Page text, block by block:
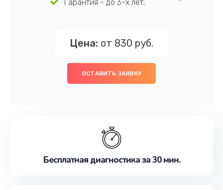
Гарантия - до 3-х лет;
Цена: от 830 руб.
ОСТАВИТЬ ЗАЯВКУ
Бесплатная диагностика за 30 мин.